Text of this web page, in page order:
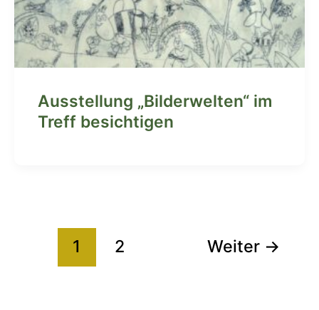
Ausstellung „Bilderwelten“ im
Treff besichtigen
1 2 Weiter →